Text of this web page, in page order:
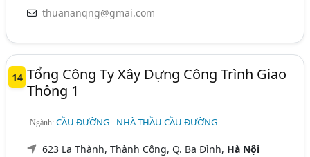
thuananqng@gmai.com
14 Tổng Công Ty Xây Dựng Công Trình Giao
Thông 1
Ngành:CẦU ĐƯỜNG - NHÀ THẦU CẦU ĐƯỜNG
623 La Thành, Thành Công, Q. Ba Đình, Hà Nội